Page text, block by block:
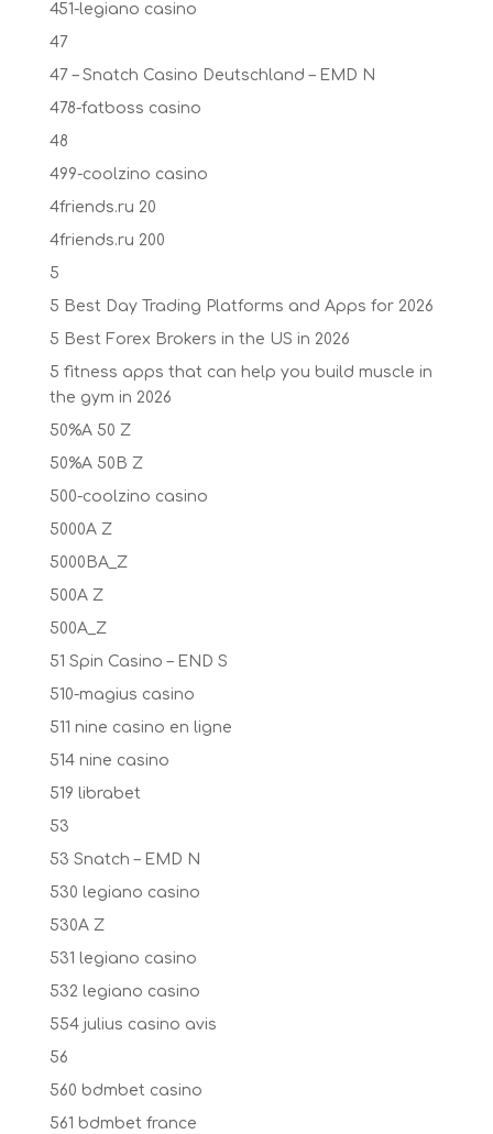
451-legiano casino
47
47 – Snatch Casino Deutschland – EMD N
478-fatboss casino
48
499-coolzino casino
4friends.ru 20
4friends.ru 200
5
5 Best Day Trading Platforms and Apps for 2026
5 Best Forex Brokers in the US in 2026
5 fitness apps that can help you build muscle in
the gym in 2026
50%A 50 Z
50%A 50B Z
500-coolzino casino
5000A Z
5000BA_Z
500A Z
500A_Z
51 Spin Casino – END S
510-magius casino
511 nine casino en ligne
514 nine casino
519 librabet
53
53 Snatch – EMD N
530 legiano casino
530A Z
531 legiano casino
532 legiano casino
554 julius casino avis
56
560 bdmbet casino
561 bdmbet france